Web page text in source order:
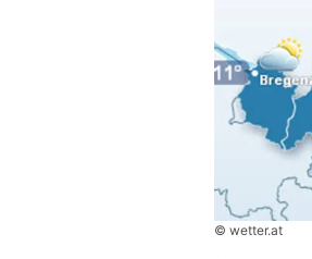
© wetter.at